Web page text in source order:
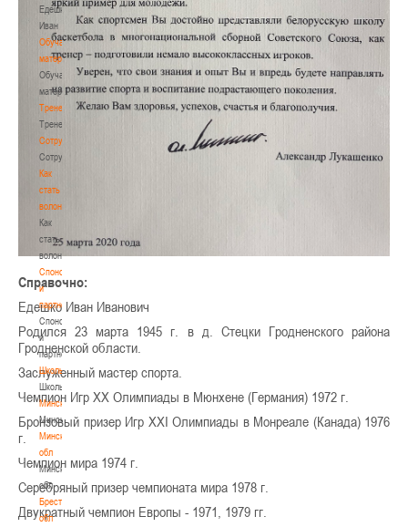
Едешко
Иван
Обучающие
материалы
Обучающие
материалы
Тренерам
Тренерам
Сотрудничество
Сотрудничество
Как
стать
волонтером
Как
стать
волонтером
Спонсоры
и
партнеры
Спонсоры
и
партнеры
Школы
Школы
Минск
Минск
Минская
обл
Минская
обл
Брестская
обл
Справочно:
Едешко Иван Иванович
Родился 23 марта 1945 г. в д. Стецки Гродненского района
Гродненской области.
Заслуженный мастер спорта.
Чемпион Игр XX Олимпиады в Мюнхене (Германия) 1972 г.
Бронзовый призер Игр XXI Олимпиады в Монреале (Канада) 1976
г.
Чемпион мира 1974 г.
Серебряный призер чемпионата мира 1978 г.
Двукратный чемпион Европы - 1971, 1979 гг.